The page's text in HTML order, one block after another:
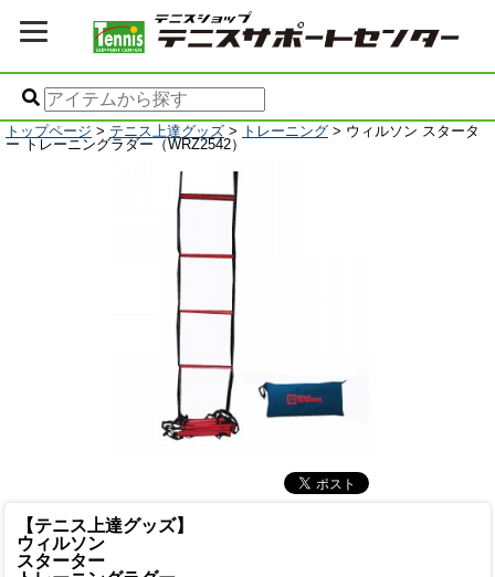
トップページ > テニス上達グッズ > トレーニング > ウィルソン スタータ
ー トレーニングラダー（WRZ2542）
【テニス上達グッズ】
ウィルソン
スターター